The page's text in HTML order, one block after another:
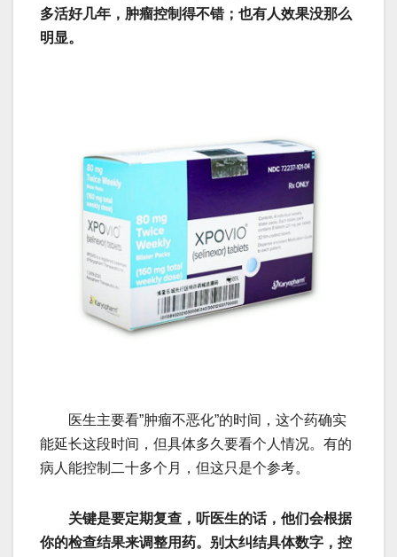
多活好几年，肿瘤控制得不错；也有人效果没那么
明显。
医生主要看”肿瘤不恶化”的时间，这个药确实
能延长这段时间，但具体多久要看个人情况。有的
病人能控制二十多个月，但这只是个参考。
关键是要定期复查，听医生的话，他们会根据
你的检查结果来调整用药。别太纠结具体数字，控